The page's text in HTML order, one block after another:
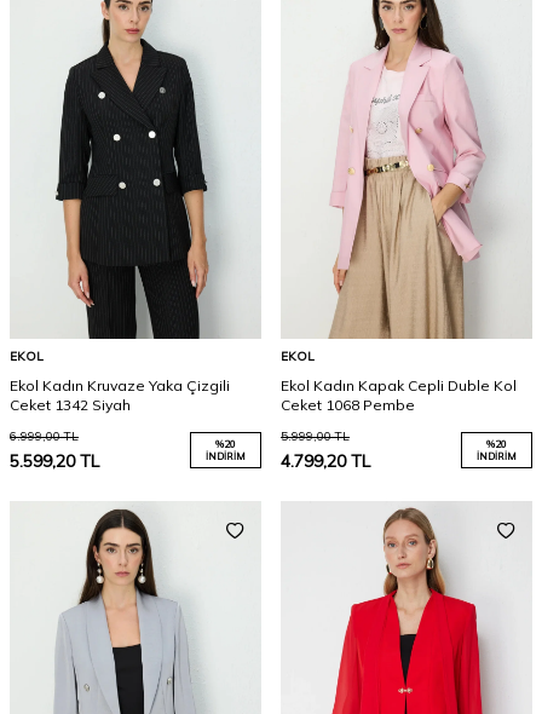
EKOL
Ekol Kadın Kruvaze Yaka Çizgili
Ceket 1342 Siyah
6.999,00TL
5.599,20TL
%20
İNDIRIM
EKOL
Ekol Kadın Kapak Cepli Duble Kol
Ceket 1068 Pembe
5.999,00TL
4.799,20TL
%20
İNDIRIM